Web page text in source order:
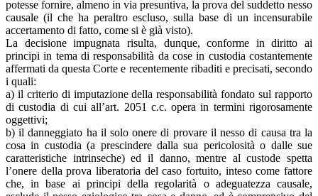
potesse fornire, almeno in via presuntiva, la prova del suddetto nesso
causale (il che ha peraltro escluso, sulla base di un incensurabile
accertamento di fatto, come si è già visto).
La decisione impugnata risulta, dunque, conforme in diritto ai
principi in tema di responsabilità da cose in custodia costantemente
affermati da questa Corte e recentemente ribaditi e precisati, secondo
i quali:
a) il criterio di imputazione della responsabilità fondato sul rapporto
di custodia di cui all’art. 2051 c.c. opera in termini rigorosamente
oggettivi;
b) il danneggiato ha il solo onere di provare il nesso di causa tra la
cosa in custodia (a prescindere dalla sua pericolosità o dalle sue
caratteristiche intrinseche) ed il danno, mentre al custode spetta
l’onere della prova liberatoria del caso fortuito, inteso come fattore
che, in base ai principi della regolarità o adeguatezza causale,